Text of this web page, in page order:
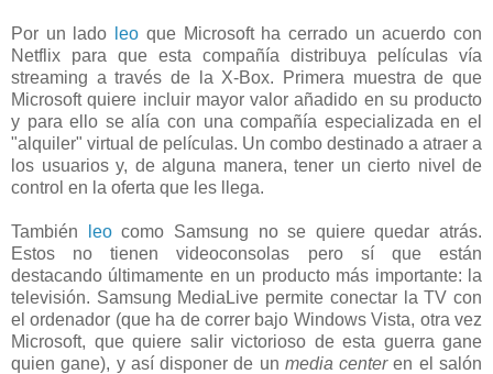
Por un lado leo que Microsoft ha cerrado un acuerdo con
Netflix para que esta compañía distribuya películas vía
streaming a través de la X-Box. Primera muestra de que
Microsoft quiere incluir mayor valor añadido en su producto
y para ello se alía con una compañía especializada en el
"alquiler" virtual de películas. Un combo destinado a atraer a
los usuarios y, de alguna manera, tener un cierto nivel de
control en la oferta que les llega.
También leocomo Samsung no se quiere quedar atrás.
Estos no tienen videoconsolas pero sí que están
destacando últimamente en un producto más importante: la
televisión. Samsung MediaLive permite conectar la TV con
el ordenador (que ha de correr bajo Windows Vista, otra vez
Microsoft, que quiere salir victorioso de esta guerra gane
quien gane), y así disponer de un media centeren el salón